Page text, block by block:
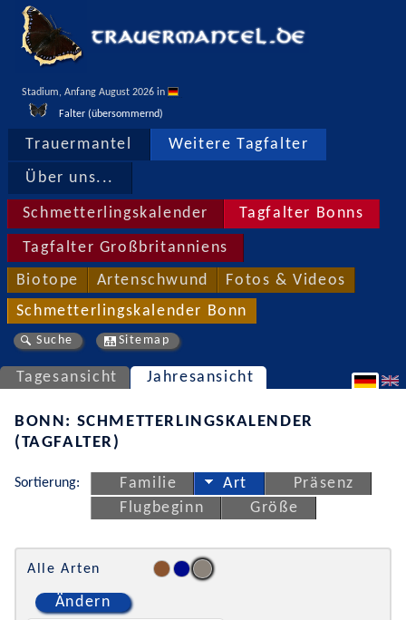
Stadium, Anfang August 2026 in
Falter (übersommernd)
Trauermantel Weitere Tagfalter
Über uns...
Schmetterlingskalender Tagfalter Bonns
Tagfalter Großbritanniens
Biotope Artenschwund Fotos & Videos
Schmetterlingskalender Bonn
Suche Sitemap
Tagesansicht Jahresansicht
BONN: SCHMETTERLINGSKALENDER
(TAGFALTER)
Sortierung: Familie Art
Präsenz
Flugbeginn
Größe
Alle Arten
Ändern